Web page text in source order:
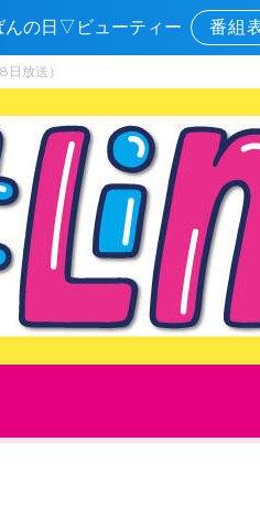
の日▽ビューティー
番組
放送）